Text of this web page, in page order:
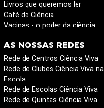
Livros que queremos ler
Café de Ciência
Vacinas - o poder da ciência
AS NOSSAS REDES
Rede de Centros Ciência Viva
Rede de Clubes Ciência Viva na
Escola
Rede de Escolas Ciência Viva
Rede de Quintas Ciência Viva